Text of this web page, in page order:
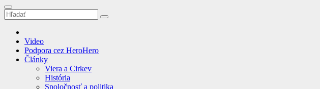
Video
Podpora cez HeroHero
Články
Viera a Cirkev
História
Spoločnosť a politika